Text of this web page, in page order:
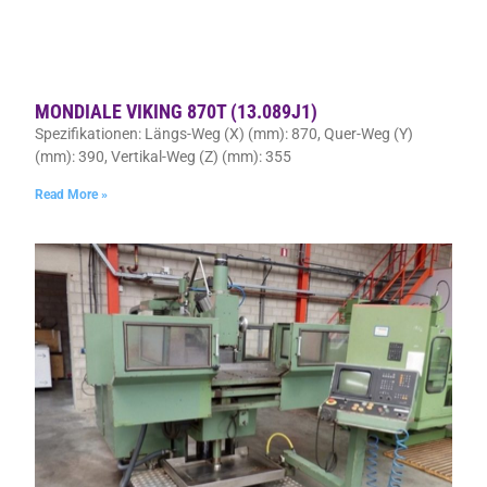
MONDIALE VIKING 870T (13.089J1)
Spezifikationen: Längs-Weg (X) (mm): 870, Quer-Weg (Y)
(mm): 390, Vertikal-Weg (Z) (mm): 355
Read More »